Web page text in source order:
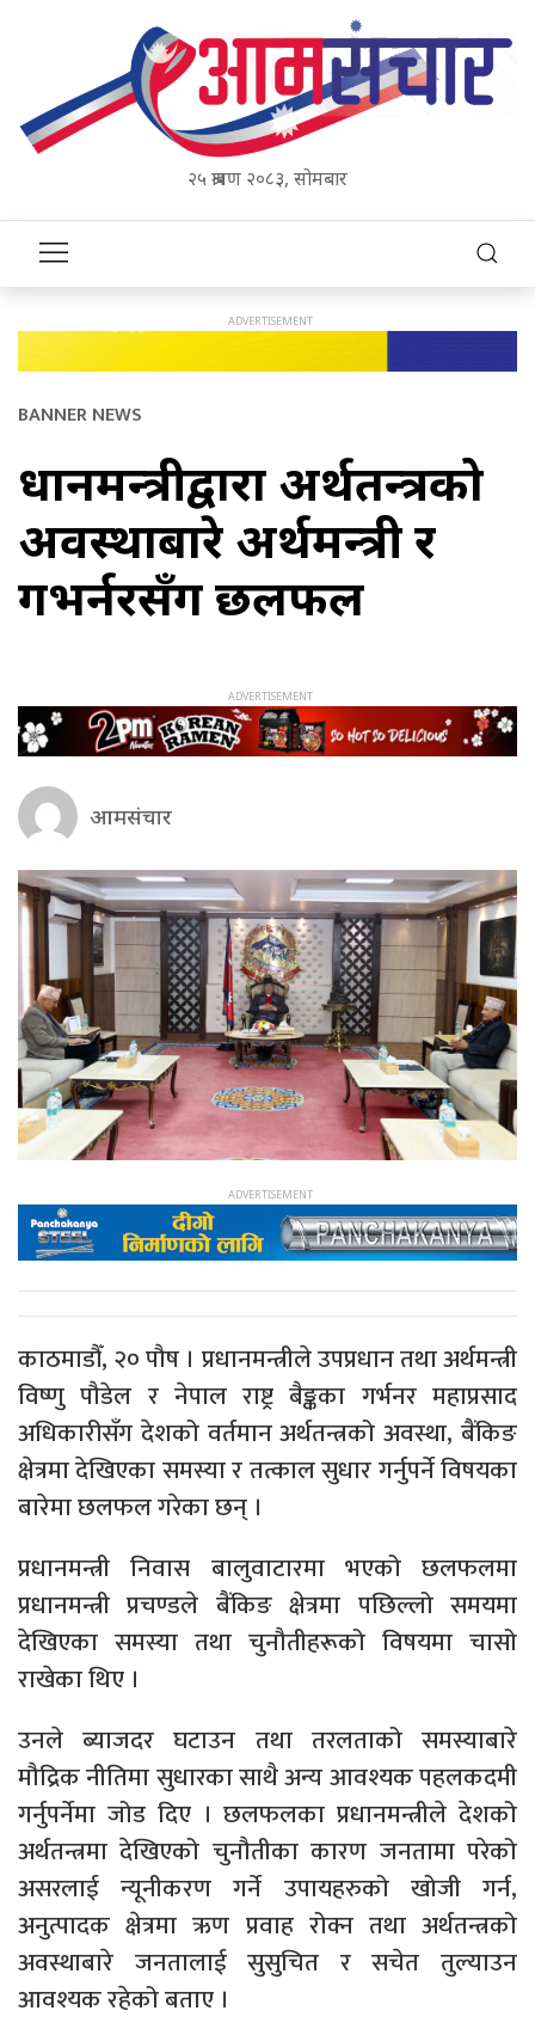
२५ श्रावण २०८३, सोमबार
BANNER NEWS
प्रधानमन्त्रीद्वारा अर्थतन्त्रको
अवस्थाबारे अर्थमन्त्री र
गभर्नरसँग छलफल
आमसंचार
काठमाडौँ, २० पौष । प्रधानमन्त्रीले उपप्रधान तथा अर्थमन्त्री
विष्णु पौडेल र नेपाल राष्ट्र बैङ्कका गर्भनर महाप्रसाद
अधिकारीसँग देशको वर्तमान अर्थतन्त्रको अवस्था, बैंकिङ
क्षेत्रमा देखिएका समस्या र तत्काल सुधार गर्नुपर्ने विषयका
बारेमा छलफल गरेका छन् ।
प्रधानमन्त्री निवास बालुवाटारमा भएको छलफलमा
प्रधानमन्त्री प्रचण्डले बैंकिङ क्षेत्रमा पछिल्लो समयमा
देखिएका समस्या तथा चुनौतीहरूको विषयमा चासो
राखेका थिए ।
उनले ब्याजदर घटाउन तथा तरलताको समस्याबारे
मौद्रिक नीतिमा सुधारका साथै अन्य आवश्यक पहलकदमी
गर्नुपर्नेमा जोड दिए । छलफलका प्रधानमन्त्रीले देशको
अर्थतन्त्रमा देखिएको चुनौतीका कारण जनतामा परेको
असरलाई न्यूनीकरण गर्ने उपायहरुको खोजी गर्न,
अनुत्पादक क्षेत्रमा ऋण प्रवाह रोक्न तथा अर्थतन्त्रको
अवस्थाबारे जनतालाई सुसुचित र सचेत तुल्याउन
आवश्यक रहेको बताए ।